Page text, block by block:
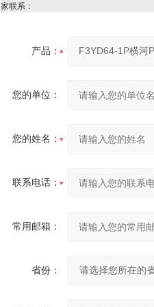
家联系：
产品：
您的单位：
您的姓名：
联系电话：
常用邮箱：
省份：